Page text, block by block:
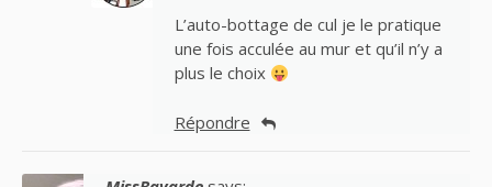
L’auto-bottage de cul je le pratique
une fois acculée au mur et qu’il n’y a
plus le choix
Répondre